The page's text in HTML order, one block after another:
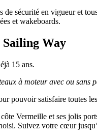
sécurité en vigueur et
et wakeboards.
Sailing Way
15 ans.
à moteur avec ou sans
pouvoir satisfaire toutes
Vermeille et ses jolis
Suivez votre cœur